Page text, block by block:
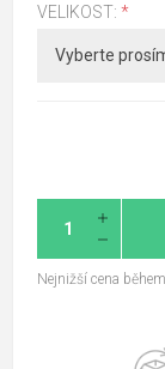
VELIKOST: *
Nejnižší cena